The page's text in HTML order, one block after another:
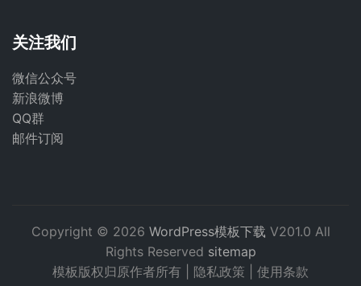
关注我们
微信公众号
新浪微博
QQ群
邮件订阅
Copyright © 2026 WordPress模板下载 V201.0 All
Rights Reserved sitemap
模板版权归原作者所有 | 隐私政策 使用条款